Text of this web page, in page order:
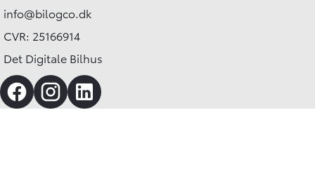
info@bilogco.dk
CVR: 25166914
Det Digitale Bilhus